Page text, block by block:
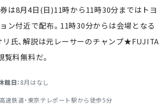
は8月4日(日)11時から11時30分まではトヨ
ン付近で配布。11時30分からは会場となる
氏、解説は元レーサーのチャンプ★FUJITA
料無料だ。
館日： 8月はなし
速鉄道・東京テレポート駅から徒歩5分